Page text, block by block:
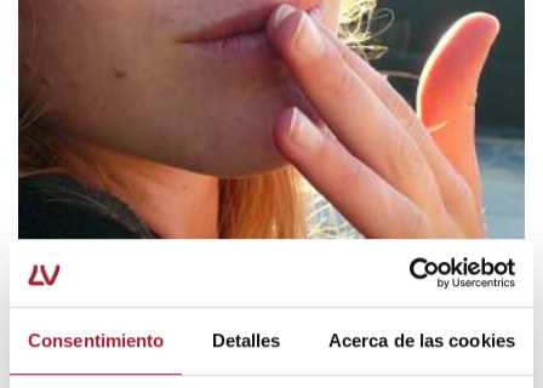
Consentimiento Detalles Acerca de las cookies
SALUD BUCODENTAL
¿Qué causa las aftas?